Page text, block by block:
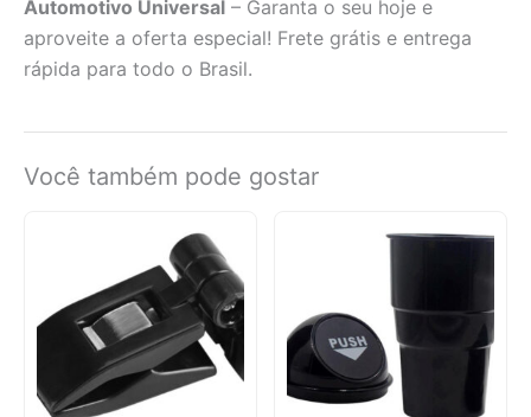
Automotivo Universal – Garanta o seu hoje e
aproveite a oferta especial! Frete grátis e entrega
rápida para todo o Brasil.
Você também pode gostar